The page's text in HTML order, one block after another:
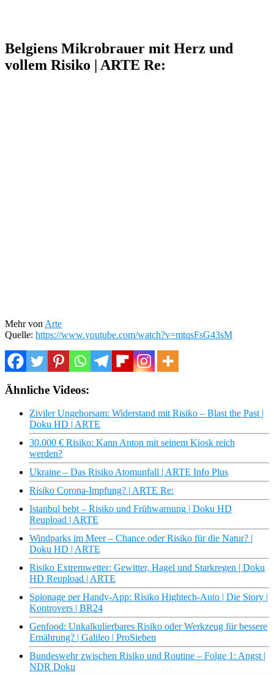
Belgiens Mikrobrauer mit Herz und
vollem Risiko | ARTE Re:
Mehr von Arte
Quelle: https://www.youtube.com/watch?v=mtqsFsG43sM
Ähnliche Videos:
Ziviler Ungehorsam: Widerstand mit Risiko – Blast the Past |
Doku HD | ARTE
30.000 € Risiko: Kann Anton mit seinem Kiosk reich
werden?
Ukraine – Das Risiko Atomunfall | ARTE Info Plus
Risiko Corona-Impfung? | ARTE Re:
Istanbul bebt – Risiko und Frühwarnung | Doku HD
Reupload | ARTE
Windparks im Meer – Chance oder Risiko für die Natur? |
Doku HD | ARTE
Risiko Extremwetter: Gewitter, Hagel und Starkregen | Doku
HD Reupload | ARTE
Spionage per Handy-App: Risiko Hightech-Auto | Die Story |
Kontrovers | BR24
Genfood: Unkalkulierbares Risiko oder Werkzeug für bessere
Ernährung? | Galileo | ProSieben
Bundeswehr zwischen Risiko und Routine – Folge 1: Angst |
NDR Doku